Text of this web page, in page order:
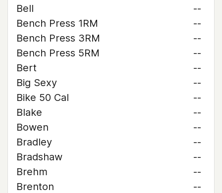
Bell
--
Bench Press 1RM
--
Bench Press 3RM
--
Bench Press 5RM
--
Bert
--
Big Sexy
--
Bike 50 Cal
--
Blake
--
Bowen
--
Bradley
--
Bradshaw
--
Brehm
--
Brenton
--